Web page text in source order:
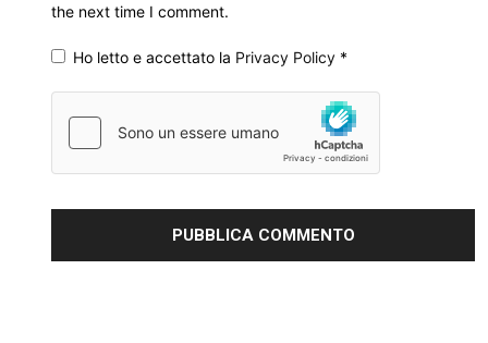
the next time I comment.
Ho letto e accettato la Privacy Policy *